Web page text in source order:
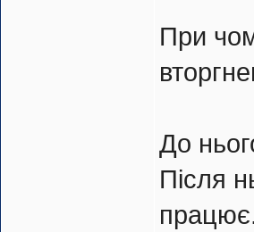
При
До
Після